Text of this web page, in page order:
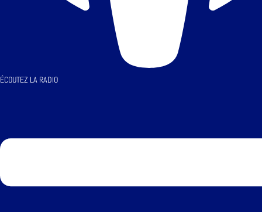
ÉCOUTEZ LA RADIO